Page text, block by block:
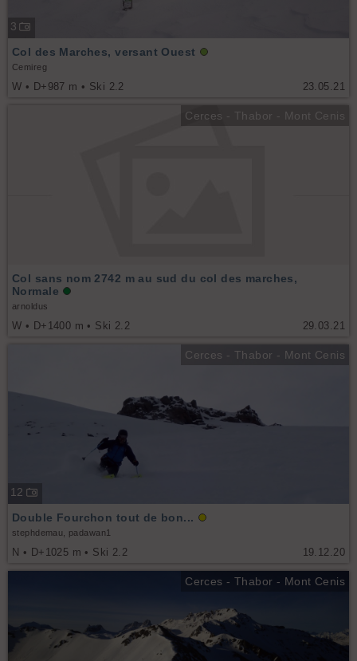
3
23.05.21
Col des Marches, versant Ouest
Cemireg
W • D+987 m • Ski 2.2
Cerces - Thabor - Mont Cenis
29.03.21
Col sans nom 2742 m au sud du col des marches,
Normale
arnoldus
W • D+1400 m • Ski 2.2
Cerces - Thabor - Mont Cenis
12
19.12.20
Double Fourchon tout de bon...
stephdemau, padawan1
N • D+1025 m • Ski 2.2
Cerces - Thabor - Mont Cenis